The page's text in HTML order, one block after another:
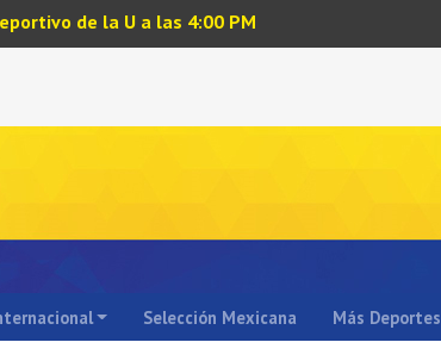
de la U a las 4:00 PM
Selección Mexicana Más Deportes